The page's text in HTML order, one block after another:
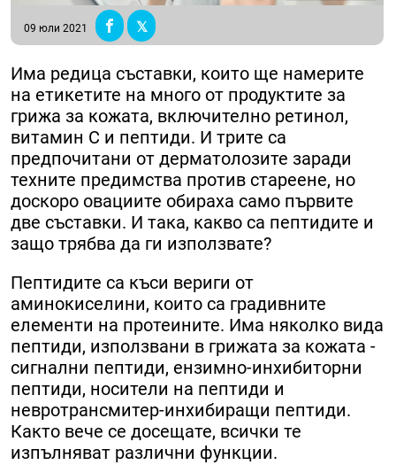
09 юли 2021
Има редица съставки, които ще намерите
на етикетите на много от продуктите за
грижа за кожата, включително ретинол,
витамин С и пептиди. И трите са
предпочитани от дерматолозите заради
техните предимства против стареене, но
доскоро овациите обираха само първите
две съставки. И така, какво са пептидите и
защо трябва да ги използвате?
Пептидите са къси вериги от
аминокиселини, които са градивните
елементи на протеините. Има няколко вида
пептиди, използвани в грижата за кожата -
сигнални пептиди, ензимно-инхибиторни
пептиди, носители на пептиди и
невротрансмитер-инхибиращи пептиди.
Както вече се досещате, всички те
изпълняват различни функции.